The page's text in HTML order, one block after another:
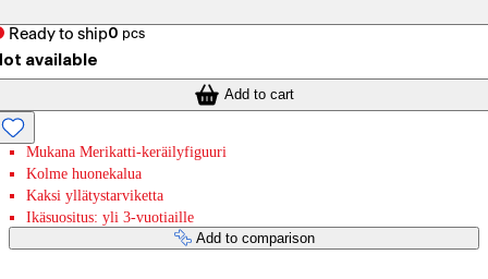
Ready to ship0 pcs
available
Add to cart
Mukana Merikatti-keräilyfiguuri
Kolme huonekalua
Kaksi yllätystarviketta
Ikäsuositus: yli 3-vuotiaille
Add to comparison